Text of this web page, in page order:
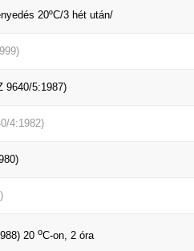
20ºC/3 hét után/
9640/5:1987)
4:1982)
20 oC-on, 2 óra